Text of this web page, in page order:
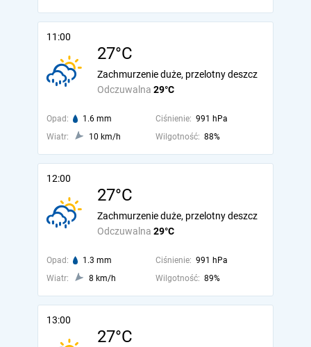
11:00
27°C
Odczuwalna 29°C
Zachmurzenie duże, przelotny deszcz
Opad: 1.6 mm Ciśnienie: 991 hPa
Wiatr:
10 km/h Wilgotność: 88%
12:00
27°C
Odczuwalna 29°C
Zachmurzenie duże, przelotny deszcz
Opad: 1.3 mm Ciśnienie: 991 hPa
Wiatr:
8 km/h Wilgotność: 89%
13:00
27°C